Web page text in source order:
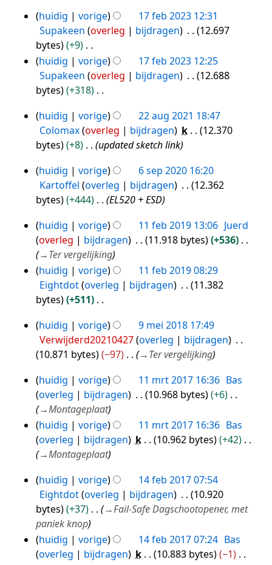
n
a
t
i
g
17
feb
2023
huidig vorige
17 feb 2023 12:31
Supakeen overleg bijdragen
12.697
bytes
+9
G
e
b
w
r
i
n
g
s
s
a
m
e
n
a
t
i
n
g
huidig vorige
17 feb 2023 12:25
Supakeen overleg bijdragen
12.688
bytes
+318
e
n
e
w
e
r
k
i
n
g
s
a
m
e
v
a
t
t
i
n
22
aug
2021
huidig vorige
22 aug 2021 18:47
Colomax overleg bijdragen k
12.370
bytes
+8 updated sketch link
6
sep
2020
huidig vorige
6 sep 2020 16:20
Kartoffel overleg bijdragen
12.362
bytes
+444 EL520 + ESD
11
feb
2019
huidig vorige 11 feb 2019 13:06 Juerd
overleg
bijdragen 11.918 bytes
+536
→Ter vergelijking
huidig
vorige
11 feb 2019 08:29
Eightdot overleg bijdragen
11.382
bytes
+511
e
n
e
w
e
r
k
i
n
g
s
a
m
e
9
mei
2018
huidig vorige
9 mei 2018 17:49
Verwijderd20210427 overleg
bijdragen
10.871 bytes
−97 →Ter vergelijking
11
mrt
2017
huidig vorige 11 mrt 2017 16:36 Bas
overleg
bijdragen 10.968 bytes
+6
→Montageplaat
huidig
vorige 11 mrt 2017 16:36 Bas
overleg
bijdragen k 10.962 bytes
+42
→Montageplaat
14
feb
2017
huidig vorige
14 feb 2017 07:54
Eightdot overleg bijdragen
10.920
bytes
+37 →Fail-Safe Dagschootopener, met
paniek knop
huidig
vorige 14 feb 2017 07:24 Bas
overleg
bijdragen k 10.883 bytes
−1